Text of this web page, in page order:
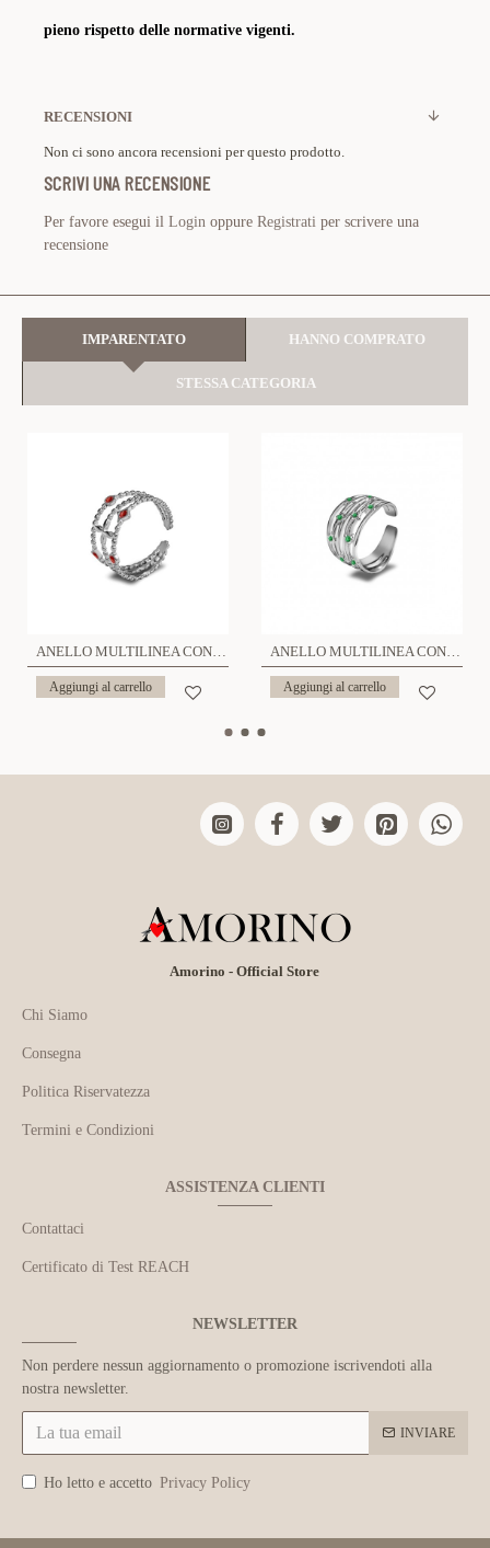
pieno rispetto delle normative vigenti.
RECENSIONI
Non ci sono ancora recensioni per questo prodotto.
SCRIVI UNA RECENSIONE
Per favore esegui il Login oppure Registrati per scrivere una
recensione
IMPARENTATO HANNO COMPRATO
STESSA CATEGORIA
ANELLO MULTILINEA CON STRASS - YG2348E321
Aggiungi al carrello
ANELLO MULTILINEA CON ZIRCONE - YG2348E322
Aggiungi al carrello
Amorino - Official Store
Chi Siamo
Consegna
Politica Riservatezza
Termini e Condizioni
ASSISTENZA CLIENTI
Contattaci
Certificato di Test REACH
NEWSLETTER
Non perdere nessun aggiornamento o promozione iscrivendoti alla
nostra newsletter.
INVIARE
Ho letto e accetto Privacy Policy